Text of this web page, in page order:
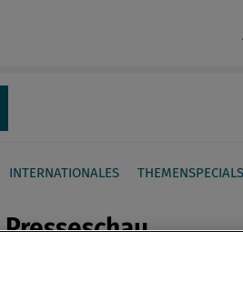
INTERNATIONALES THEMENSPECIALS